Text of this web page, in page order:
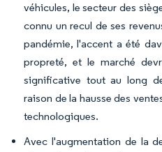
véhicules, le secteur des
connu un recul de ses
pandémie, l'accent a été
propreté, et le marché
significative tout au long
raison de la hausse des
technologiques.
Avec l'augmentation de la